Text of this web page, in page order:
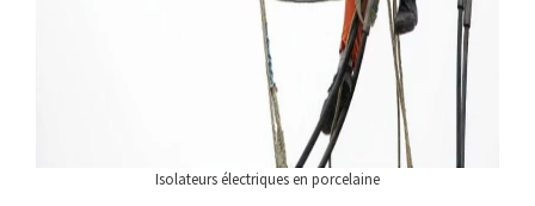
Isolateurs électriques en porcelaine